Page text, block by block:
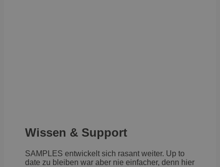
Wissen & Support
SAMPLES entwickelt sich rasant weiter. Up to
date zu bleiben war aber nie einfacher, denn hier